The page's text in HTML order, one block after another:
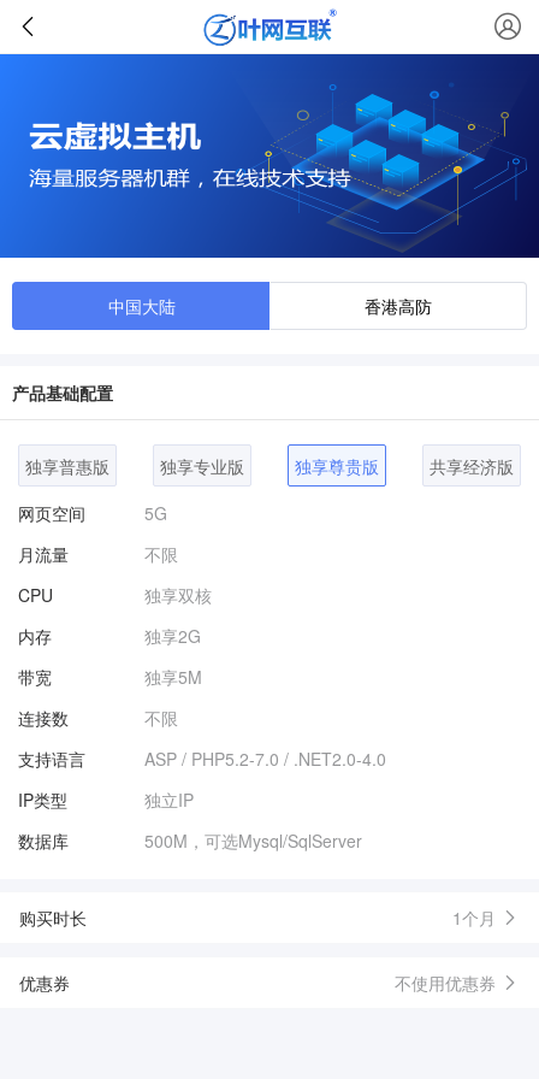
中国大陆 香港高防
产品基础配置
独享普惠版 独享专业版 独享尊贵版
共享经济版
网页空间
5G
月流量
不限
CPU
独享双核
内存
独享2G
带宽
独享5M
连接数
不限
支持语言
ASP / PHP5.2-7.0 / .NET2.0-4.0
IP类型
独立IP
数据库
500M，可选Mysql/SqlServer
购买时长 1个月
优惠券 不使用优惠券